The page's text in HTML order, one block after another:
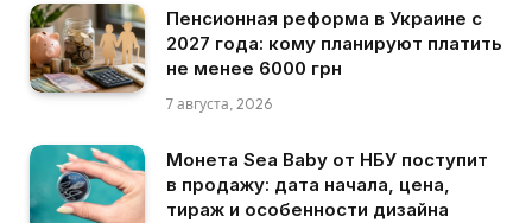
Пенсионная реформа в Украине с
2027 года: кому планируют платить
не менее 6000 грн
7 августа, 2026
Монета Sea Baby от НБУ поступит
в продажу: дата начала, цена,
тираж и особенности дизайна